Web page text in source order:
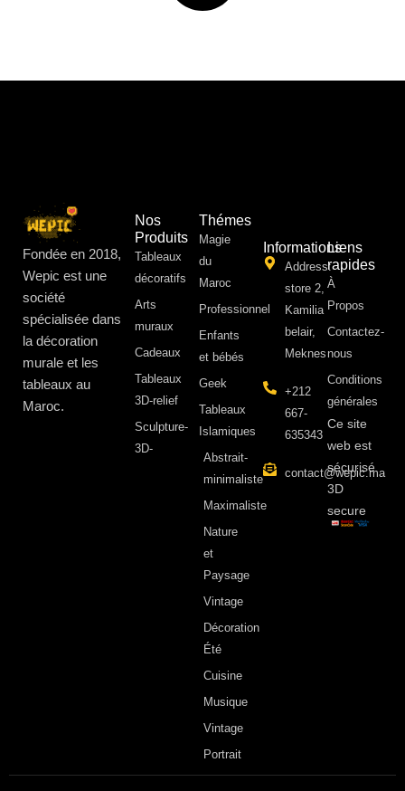
Fondée en 2018,
Wepic est une
société
spécialisée dans
la décoration
murale et les
tableaux au
Maroc.
Nos
Produits
Tableaux
décoratifs
Arts
muraux
Cadeaux
Tableaux
3D-relief
Sculpture-
3D-
Thémes
Magie
du
Maroc
Professionnel
Enfants
et bébés
Geek
Tableaux
Islamiques
Abstrait-
minimaliste
Maximaliste
Nature
et
Paysage
Vintage
Décoration
Été
Cuisine
Musique
Vintage
Portrait
Informations
Address:
store 2,
Kamilia
belair,
Meknes
+212
667-
635343
contact@wepic.ma
Liens
rapides
À
Propos ​
Contactez-
nous
Conditions
générales
Ce site
web est
sécurisé
3D
secure